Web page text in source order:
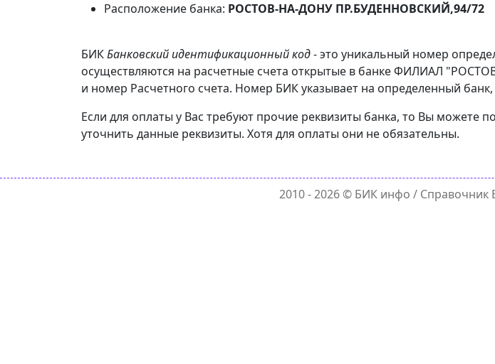
Расположение банка: РОСТОВ-НА-ДОНУ ПР.БУДЕННОВСКИЙ,94/72
БИКБанковский идентификационный код- это уникальный номер
осуществляются на расчетные счета открытые в банке ФИЛИАЛ
и номер Расчетного счета. Номер БИК указывает на определенный
Если для оплаты у Вас требуют прочие реквизиты банка, то Вы
уточнить данные реквизиты. Хотя для оплаты они не обязательны.
2010 - 2026 © БИК инфо / Справочник